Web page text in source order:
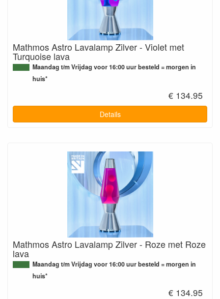
Mathmos Astro Lavalamp Zilver - Violet met
Turquoise lava
Maandag t/m Vrijdag voor 16:00 uur besteld = morgen in
huis*
€ 134.95
Details
Mathmos Astro Lavalamp Zilver - Roze met Roze
lava
Maandag t/m Vrijdag voor 16:00 uur besteld = morgen in
huis*
€ 134.95